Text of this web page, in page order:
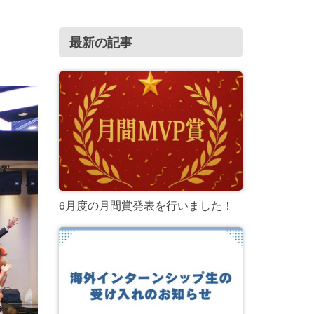
最新の記事
6月度の月間賞発表を行いました！